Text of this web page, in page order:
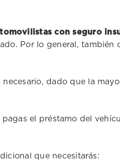
con seguro
Por lo general, también
dado que la
el préstamo del
que necesitarás: